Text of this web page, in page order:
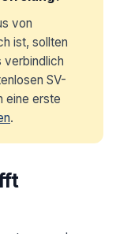
von
ist, sollten
verbindlich
SV-
eine erste
.